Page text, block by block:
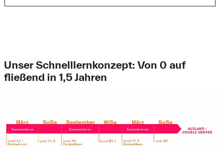
Unser Schnelllernkonzept: Von 0 auf
fließend in 1,5 Jahren